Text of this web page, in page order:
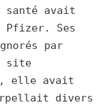
santé avait
Pfizer. Ses
par
site
elle avait
divers